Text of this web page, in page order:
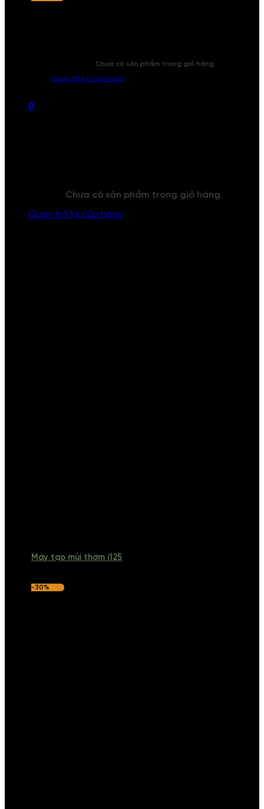
Chưa có sản phẩm trong giỏ hàng.
Quay trở lại cửa hàng
0
Chưa có sản phẩm trong giỏ hàng.
Quay trở lại cửa hàng
Máy tạo mùi thơm i125
-30%